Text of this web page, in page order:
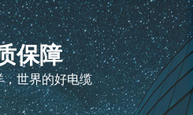
保障
，世界的好电缆